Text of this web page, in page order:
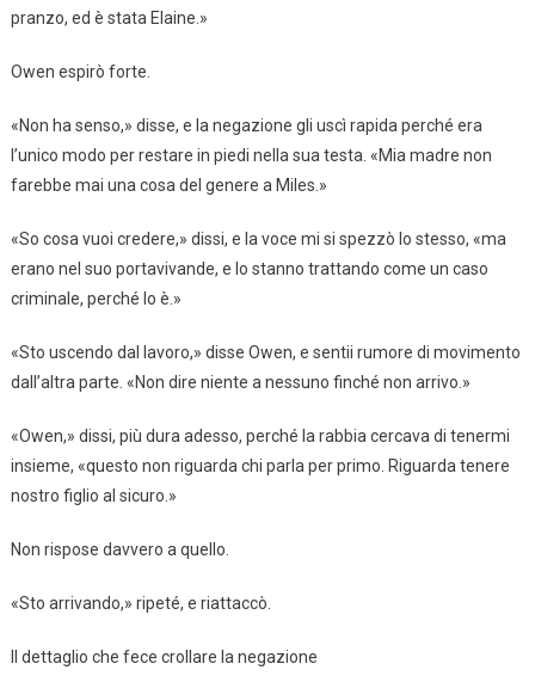
pranzo, ed è stata Elaine.»
Owen espirò forte.
«Non ha senso,» disse, e la negazione gli uscì rapida perché era
l’unico modo per restare in piedi nella sua testa. «Mia madre non
farebbe mai una cosa del genere a Miles.»
«So cosa vuoi credere,» dissi, e la voce mi si spezzò lo stesso, «ma
erano nel suo portavivande, e lo stanno trattando come un caso
criminale, perché lo è.»
«Sto uscendo dal lavoro,» disse Owen, e sentii rumore di movimento
dall’altra parte. «Non dire niente a nessuno finché non arrivo.»
«Owen,» dissi, più dura adesso, perché la rabbia cercava di tenermi
insieme, «questo non riguarda chi parla per primo. Riguarda tenere
nostro figlio al sicuro.»
Non rispose davvero a quello.
«Sto arrivando,» ripeté, e riattaccò.
Il dettaglio che fece crollare la negazione